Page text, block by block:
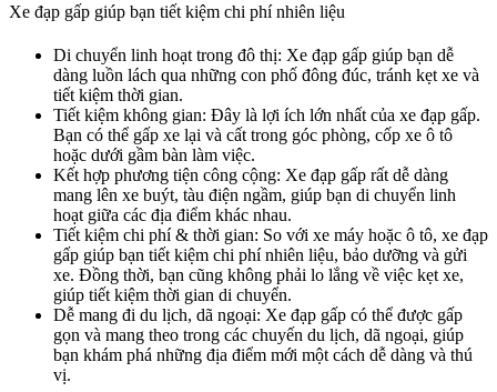
Xe đạp gấp giúp bạn tiết kiệm chi phí nhiên liệu
Di chuyển linh hoạt trong đô thị: Xe đạp gấp giúp bạn dễ
dàng luồn lách qua những con phố đông đúc, tránh kẹt xe và
tiết kiệm thời gian.
Tiết kiệm không gian: Đây là lợi ích lớn nhất của xe đạp gấp.
Bạn có thể gấp xe lại và cất trong góc phòng, cốp xe ô tô
hoặc dưới gầm bàn làm việc.
Kết hợp phương tiện công cộng: Xe đạp gấp rất dễ dàng
mang lên xe buýt, tàu điện ngầm, giúp bạn di chuyển linh
hoạt giữa các địa điểm khác nhau.
Tiết kiệm chi phí & thời gian: So với xe máy hoặc ô tô, xe đạp
gấp giúp bạn tiết kiệm chi phí nhiên liệu, bảo dưỡng và gửi
xe. Đồng thời, bạn cũng không phải lo lắng về việc kẹt xe,
giúp tiết kiệm thời gian di chuyển.
Dễ mang đi du lịch, dã ngoại: Xe đạp gấp có thể được gấp
gọn và mang theo trong các chuyến du lịch, dã ngoại, giúp
bạn khám phá những địa điểm mới một cách dễ dàng và thú
vị.